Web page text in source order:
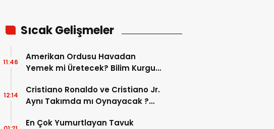
Sıcak Gelişmeler
Amerikan Ordusu Havadan
Yemek mi Üretecek? Bilim Kurgu
11:46
Cristiano Ronaldo ve Cristiano Jr.
Aynı Takımda mı Oynayacak ?
Dönemimi Başlıyor ?
12:14
En Çok Yumurtlayan Tavuk